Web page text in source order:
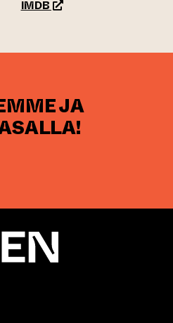
IMDB (siirtyy toiseen
JA